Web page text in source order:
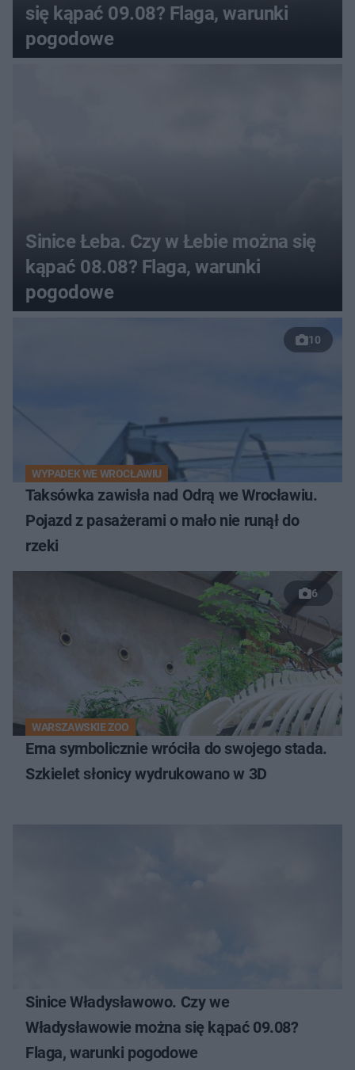
się kąpać 09.08? Flaga, warunki
pogodowe
Sinice Łeba. Czy w Łebie można się
kąpać 08.08? Flaga, warunki
pogodowe
10
WYPADEK WE WROCŁAWIU
Taksówka zawisła nad Odrą we Wrocławiu.
Pojazd z pasażerami o mało nie runął do
rzeki
6
WARSZAWSKIE ZOO
Erna symbolicznie wróciła do swojego stada.
Szkielet słonicy wydrukowano w 3D
Sinice Władysławowo. Czy we
Władysławowie można się kąpać 09.08?
Flaga, warunki pogodowe